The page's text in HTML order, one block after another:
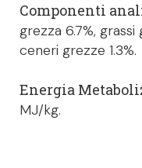
Componenti
grezza 6.7%,
ceneri grezze 1.3%.
Energia
MJ/kg.